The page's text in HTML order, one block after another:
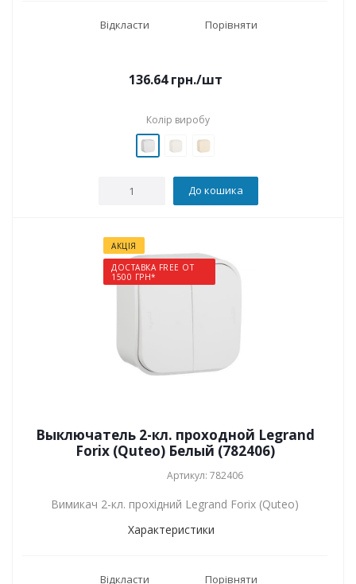
Відкласти Порівняти
136.64грн./шт
Колір виробу
До кошика
АКЦІЯ
ДОСТАВКА FREE ОТ
1500 ГРН*
Выключатель 2-кл. проходной Legrand
Forix (Quteo) Белый (782406)
Артикул: 782406
Вимикач 2-кл. прохідний Legrand Forix (Quteo)
Характеристики
Відкласти Порівняти